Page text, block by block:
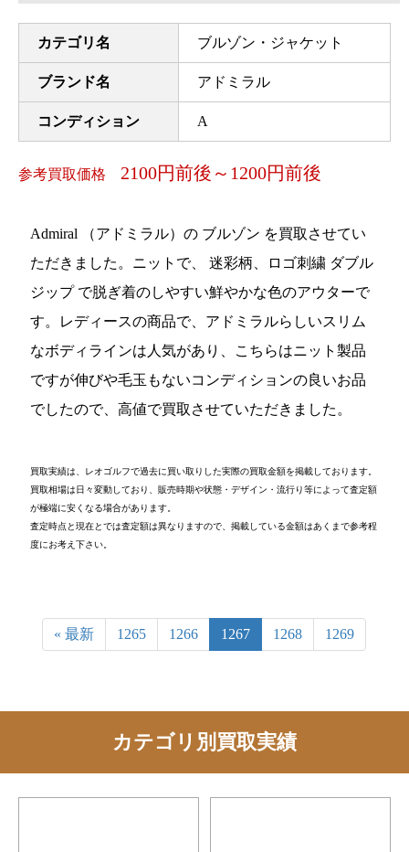
カテゴリ名 ブルゾン・ジャケット
ブランド名 アドミラル
コンディション A
参考買取価格 2100円前後～1200円前後
Admiral （アドミラル）の ブルゾン を買取させてい
ただきました。ニットで、 迷彩柄、ロゴ刺繍 ダブル
ジップ で脱ぎ着のしやすい鮮やかな色のアウターで
す。レディースの商品で、アドミラルらしいスリム
なボディラインは人気があり、こちらはニット製品
ですが伸びや毛玉もないコンディションの良いお品
でしたので、高値で買取させていただきました。
買取実績は、レオゴルフで過去に買い取りした実際の買取金額を掲載しております。
買取相場は日々変動しており、販売時期や状態・デザイン・流行り等によって査定額
が極端に安くなる場合があります。
査定時点と現在とでは査定額は異なりますので、掲載している金額はあくまで参考程
度にお考え下さい。
« 最新 1265 1266 1267 1268 1269
カテゴリ別買取実績